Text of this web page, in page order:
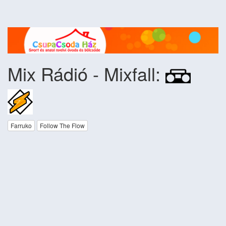
Mix Rádió - Mixfall:
Farruko Follow The Flow